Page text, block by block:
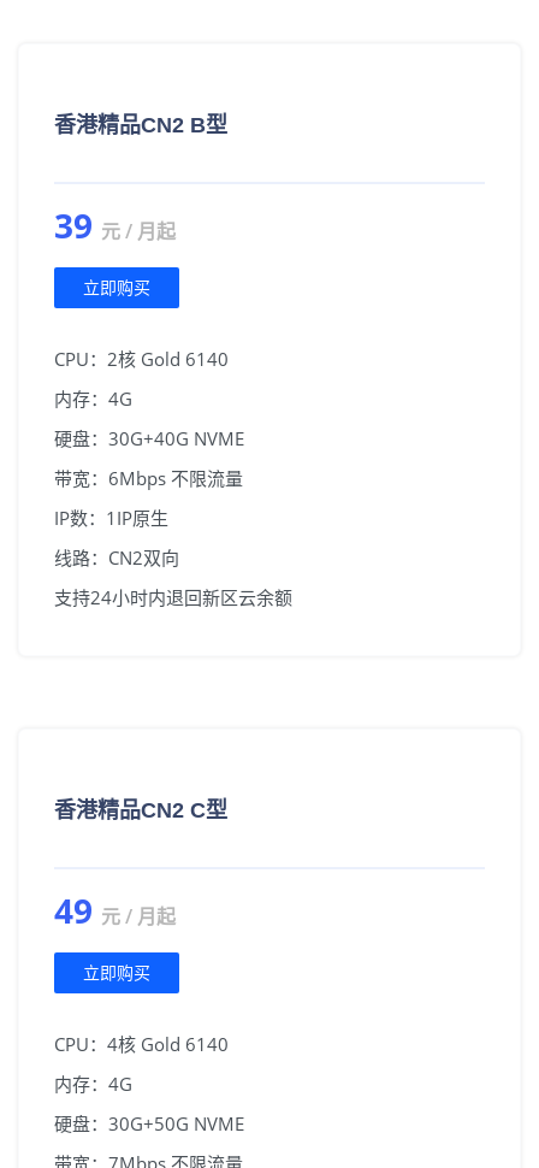
香港精品CN2 B型
39 元 / 月起
立即购买
CPU：2核 Gold 6140
内存：4G
硬盘：30G+40G NVME
带宽：6Mbps 不限流量
IP数：1IP原生
线路：CN2双向
支持24小时内退回新区云余额
香港精品CN2 C型
49 元 / 月起
立即购买
CPU：4核 Gold 6140
内存：4G
硬盘：30G+50G NVME
带宽：7Mbps 不限流量